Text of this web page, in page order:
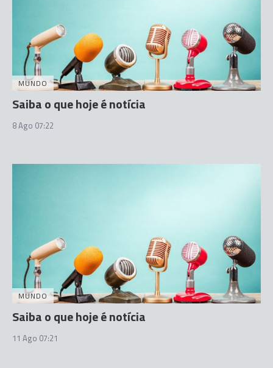
MUNDO
Saiba o que hoje é notícia
8 Ago 07:22
MUNDO
Saiba o que hoje é notícia
11 Ago 07:21